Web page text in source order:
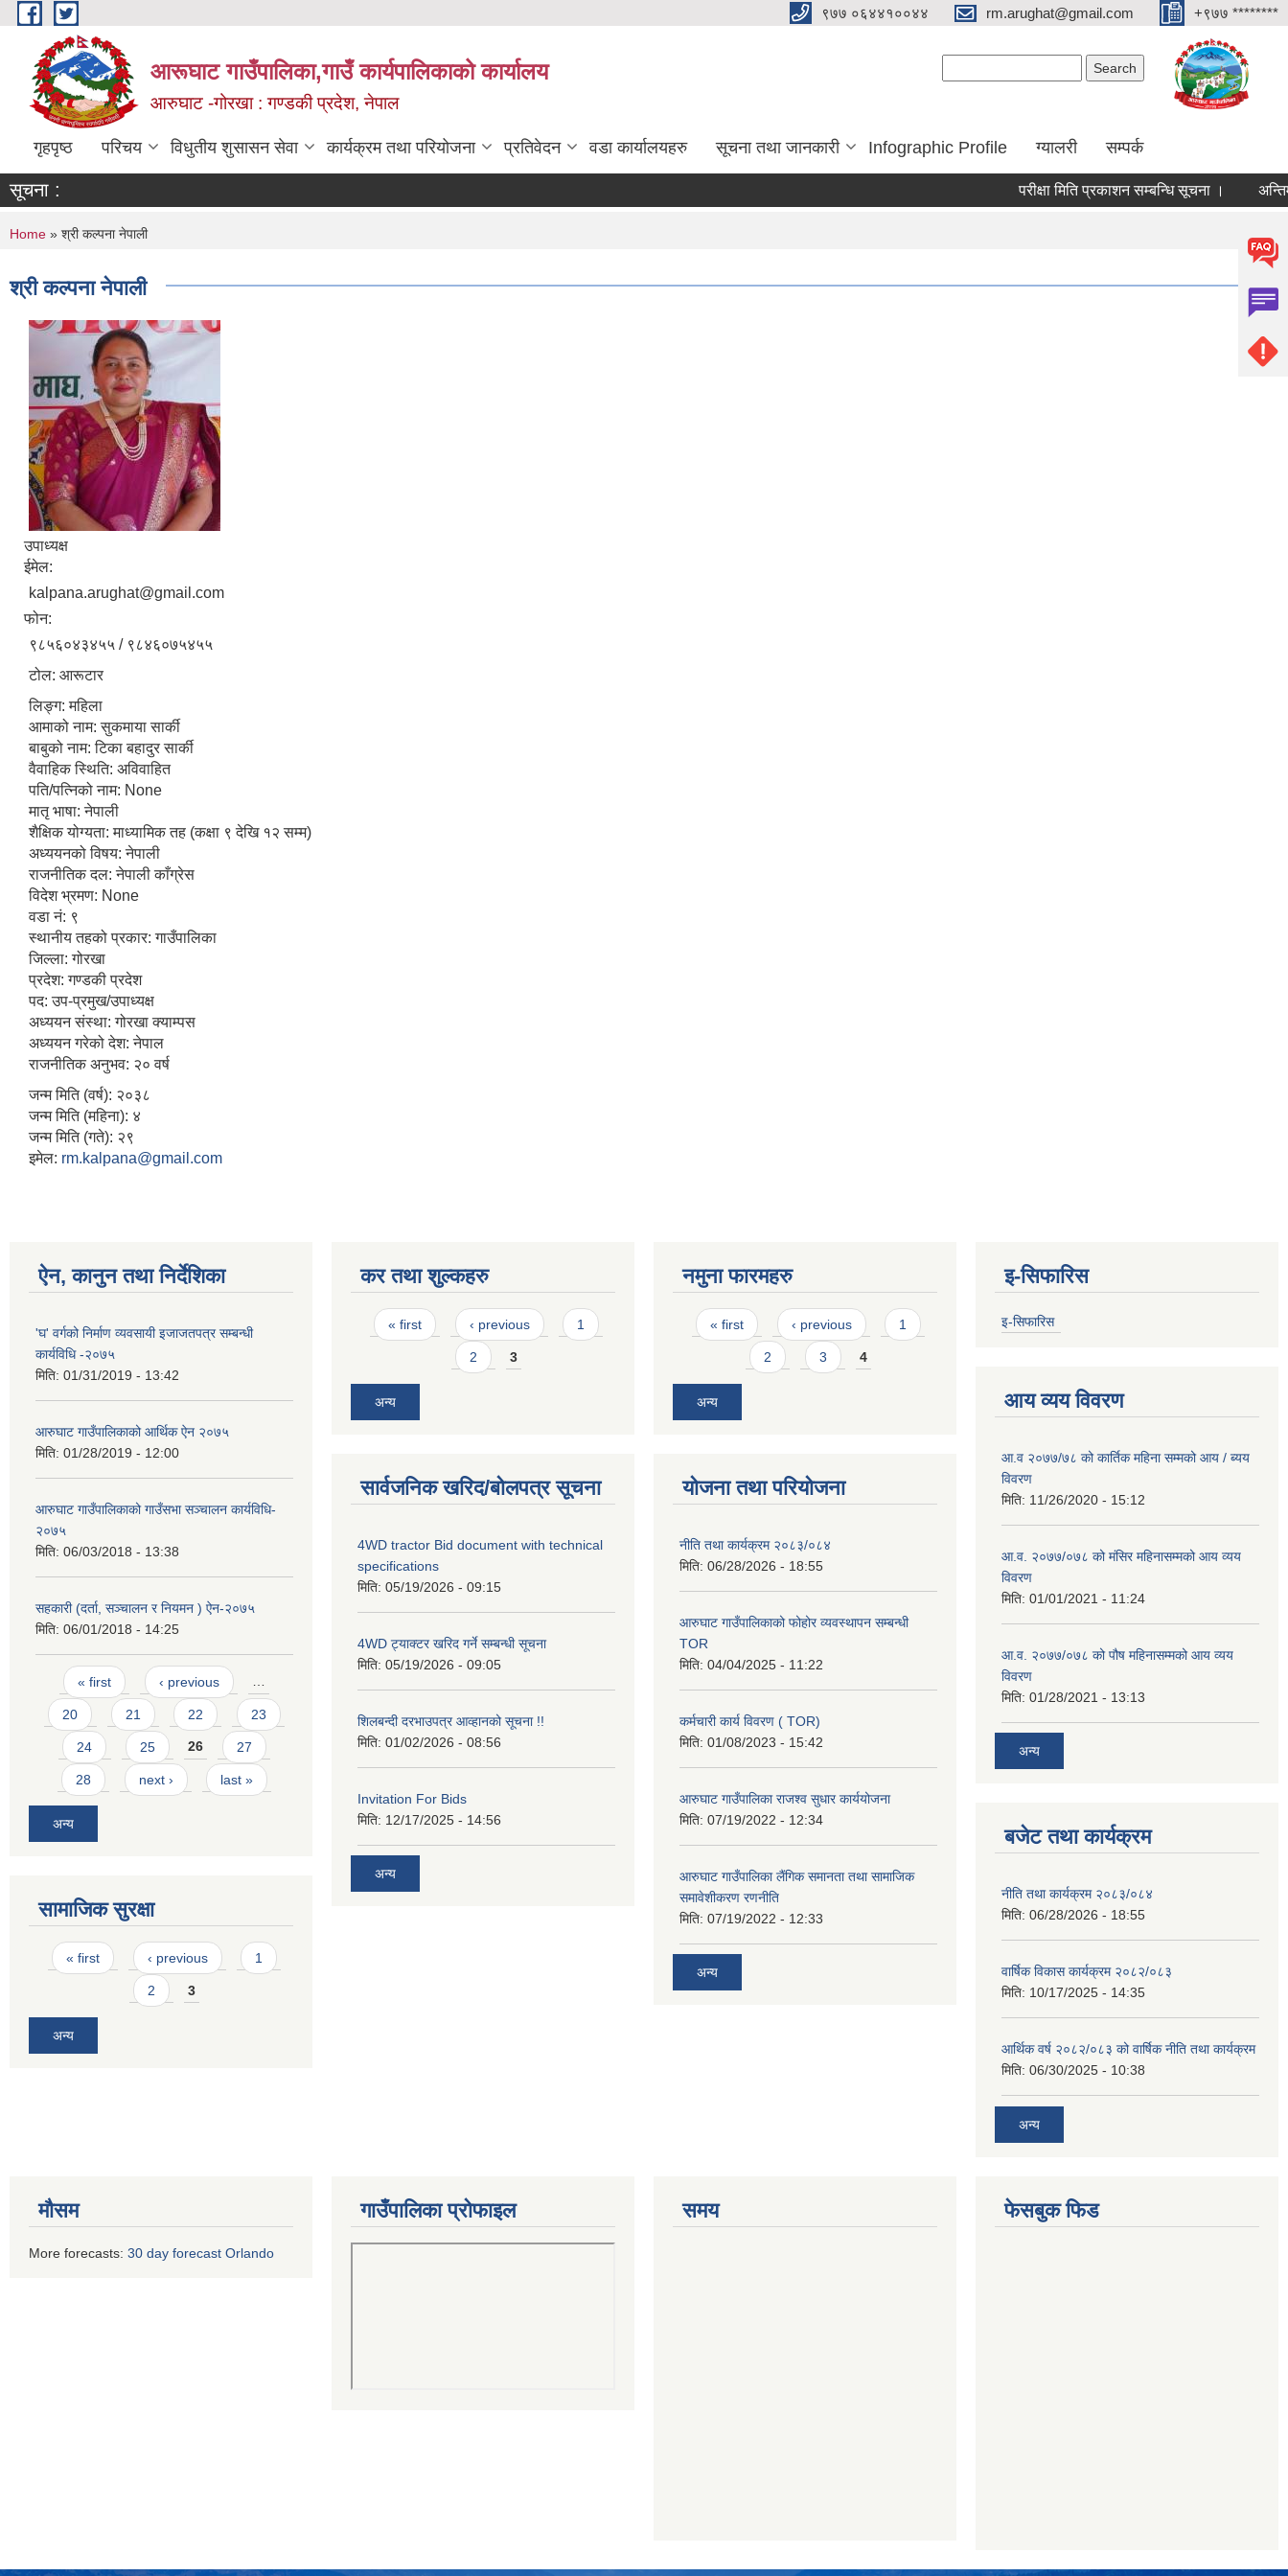
Skip to main content ९७७ ०६४४१००४४ rm.arughat@gmail.com +९७७ ********
आरूघाट गाउँपालिका,गाउँ कार्यपालिकाको कार्यालय
आरुघाट -गोरखा : गण्डकी प्रदेश, नेपाल
गृहपृष्ठ परिचय विधुतीय शुसासन सेवा कार्यक्रम तथा परियोजना प्रतिवेदन वडा कार्यालयहरु सूचना तथा जानकारी Infographic Profile ग्यालरी सम्पर्क
सूचना : परीक्षा मिति प्रकाशन सम्बन्धि सूचना । अन्तिम
You are here
Home » श्री कल्पना नेपाली
श्री कल्पना नेपाली
उपाध्यक्ष
ईमेल:
kalpana.arughat@gmail.com
फोन:
९८५६०४३४५५ / ९८४६०७५४५५
टोल: आरूटार
लिङ्ग: महिला
आमाको नाम: सुकमाया सार्की
बाबुको नाम: टिका बहादुर सार्की
वैवाहिक स्थिति: अविवाहित
पति/पत्निको नाम: None
मातृ भाषा: नेपाली
शैक्षिक योग्यता: माध्यामिक तह (कक्षा ९ देखि १२ सम्म)
अध्ययनको विषय: नेपाली
राजनीतिक दल: नेपाली काँग्रेस
विदेश भ्रमण: None
वडा नं: ९
स्थानीय तहको प्रकार: गाउँपालिका
जिल्ला: गोरखा
प्रदेश: गण्डकी प्रदेश
पद: उप-प्रमुख/उपाध्यक्ष
अध्ययन संस्था: गोरखा क्याम्पस
अध्ययन गरेको देश: नेपाल
राजनीतिक अनुभव: २० वर्ष
जन्म मिति (वर्ष): २०३८
जन्म मिति (महिना): ४
जन्म मिति (गते): २९
इमेल: rm.kalpana@gmail.com
ऐन, कानुन तथा निर्देशिका
'घ' वर्गको निर्माण व्यवसायी इजाजतपत्र सम्बन्धी
कार्यविधि -२०७५
मिति: 01/31/2019 - 13:42
आरुघाट गाउँपालिकाको आर्थिक ऐन २०७५
मिति: 01/28/2019 - 12:00
आरुघाट गाउँपालिकाको गाउँसभा सञ्चालन कार्यविधि-
२०७५
मिति: 06/03/2018 - 13:38
सहकारी (दर्ता, सञ्चालन र नियमन ) ऐन-२०७५
मिति: 06/01/2018 - 14:25
Pages
« first ‹ previous …
20 21 22 23
24 25 26 27
28 next › last »
अन्य
सामाजिक सुरक्षा
Pages
« first ‹ previous 1
2 3
अन्य
कर तथा शुल्कहरु
Pages
« first ‹ previous 1
2 3
अन्य
सार्वजनिक खरिद/बोलपत्र सूचना
4WD tractor Bid document with technical
specifications
मिति: 05/19/2026 - 09:15
4WD ट्याक्टर खरिद गर्ने सम्बन्धी सूचना
मिति: 05/19/2026 - 09:05
शिलबन्दी दरभाउपत्र आव्हानको सूचना !!
मिति: 01/02/2026 - 08:56
Invitation For Bids
मिति: 12/17/2025 - 14:56
अन्य
नमुना फारमहरु
Pages
« first ‹ previous 1
2 3 4
अन्य
योजना तथा परियोजना
नीति तथा कार्यक्रम २०८३/०८४
मिति: 06/28/2026 - 18:55
आरुघाट गाउँपालिकाको फोहोर व्यवस्थापन सम्बन्धी
TOR
मिति: 04/04/2025 - 11:22
कर्मचारी कार्य विवरण ( TOR)
मिति: 01/08/2023 - 15:42
आरुघाट गाउँपालिका राजश्व सुधार कार्ययोजना
मिति: 07/19/2022 - 12:34
आरुघाट गाउँपालिका लैंगिक समानता तथा सामाजिक
समावेशीकरण रणनीति
मिति: 07/19/2022 - 12:33
अन्य
इ-सिफारिस
इ-सिफारिस
आय व्यय विवरण
आ.व २०७७/७८ को कार्तिक महिना सम्मको आय / ब्यय
विवरण
मिति: 11/26/2020 - 15:12
आ.व. २०७७/०७८ को मंसिर महिनासम्मको आय व्यय
विवरण
मिति: 01/01/2021 - 11:24
आ.व. २०७७/०७८ को पौष महिनासम्मको आय व्यय
विवरण
मिति: 01/28/2021 - 13:13
अन्य
बजेट तथा कार्यक्रम
नीति तथा कार्यक्रम २०८३/०८४
मिति: 06/28/2026 - 18:55
वार्षिक विकास कार्यक्रम २०८२/०८३
मिति: 10/17/2025 - 14:35
आर्थिक वर्ष २०८२/०८३ को वार्षिक नीति तथा कार्यक्रम
मिति: 06/30/2025 - 10:38
अन्य
मौसम
More forecasts: 30 day forecast Orlando
गाउँपालिका प्रोफाइल समय फेसबुक फिड